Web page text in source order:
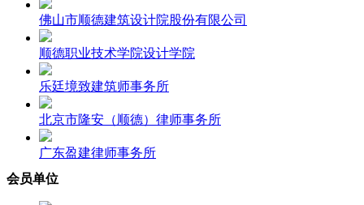
佛山市顺德建筑设计院股份有限公司
顺德职业技术学院设计学院
乐廷境致建筑师事务所
北京市隆安（顺德）律师事务所
广东盈建律师事务所
会员单位